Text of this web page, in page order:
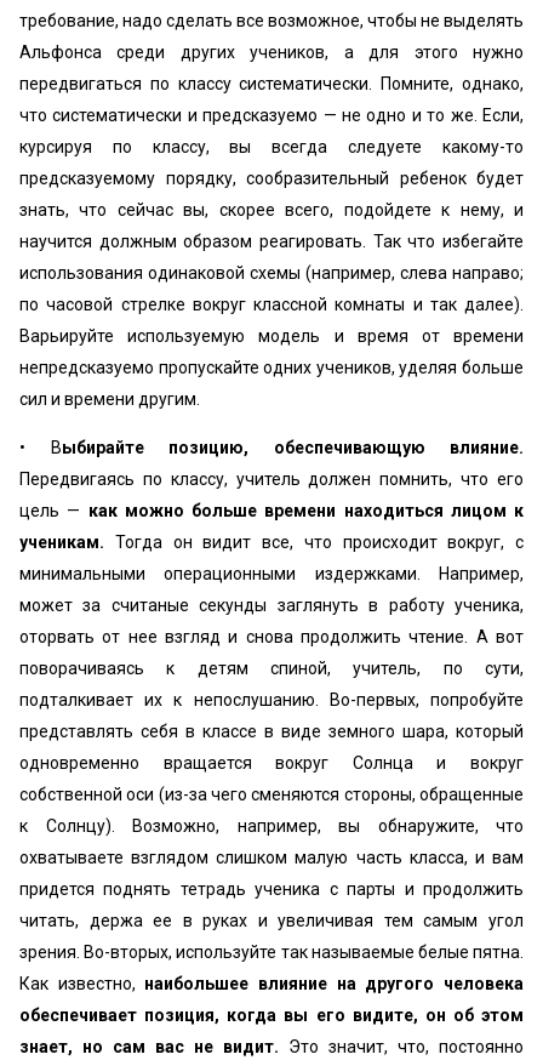
требование, надо сделать все возможное, чтобы не выделять
Альфонса среди других учеников, а для этого нужно
передвигаться по классу систематически. Помните, однако,
что систематически и предсказуемо — не одно и то же. Если,
курсируя по классу, вы всегда следуете какому-то
предсказуемому порядку, сообразительный ребенок будет
знать, что сейчас вы, скорее всего, подойдете к нему, и
научится должным образом реагировать. Так что избегайте
использования одинаковой схемы (например, слева направо;
по часовой стрелке вокруг классной комнаты и так далее).
Варьируйте используемую модель и время от времени
непредсказуемо пропускайте одних учеников, уделяя больше
сил и времени другим.
• Выбирайте позицию, обеспечивающую влияние.
Передвигаясь по классу, учитель должен помнить, что его
цель — как можно больше времени находиться лицом к
ученикам. Тогда он видит все, что происходит вокруг, с
минимальными операционными издержками. Например,
может за считаные секунды заглянуть в работу ученика,
оторвать от нее взгляд и снова продолжить чтение. А вот
поворачиваясь к детям спиной, учитель, по сути,
подталкивает их к непослушанию. Во-первых, попробуйте
представлять себя в классе в виде земного шара, который
одновременно вращается вокруг Солнца и вокруг
собственной оси (из-за чего сменяются стороны, обращенные
к Солнцу). Возможно, например, вы обнаружите, что
охватываете взглядом слишком малую часть класса, и вам
придется поднять тетрадь ученика с парты и продолжить
читать, держа ее в руках и увеличивая тем самым угол
зрения. Во-вторых, используйте так называемые белые пятна.
Как известно, наибольшее влияние на другого человека
обеспечивает позиция, когда вы его видите, он об этом
знает, но сам вас не видит. Это значит, что, постоянно